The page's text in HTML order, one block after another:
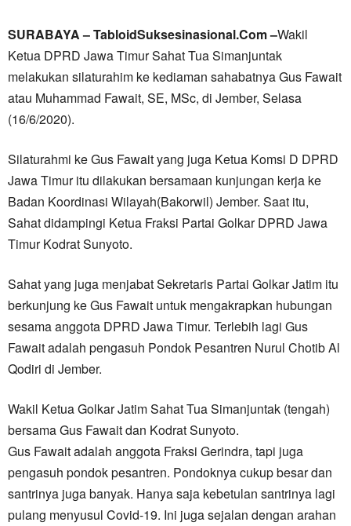
SURABAYA – TabloidSuksesinasional.Com –Wakil
Ketua DPRD Jawa Timur Sahat Tua Simanjuntak
melakukan silaturahim ke kediaman sahabatnya Gus Fawait
atau Muhammad Fawait, SE, MSc, di Jember, Selasa
(16/6/2020).
Silaturahmi ke Gus Fawait yang juga Ketua Komsi D DPRD
Jawa Timur itu dilakukan bersamaan kunjungan kerja ke
Badan Koordinasi Wilayah(Bakorwil) Jember. Saat itu,
Sahat didampingi Ketua Fraksi Partai Golkar DPRD Jawa
Timur Kodrat Sunyoto.
Sahat yang juga menjabat Sekretaris Partai Golkar Jatim itu
berkunjung ke Gus Fawait untuk mengakrapkan hubungan
sesama anggota DPRD Jawa Timur. Terlebih lagi Gus
Fawait adalah pengasuh Pondok Pesantren Nurul Chotib Al
Qodiri di Jember.
Wakil Ketua Golkar Jatim Sahat Tua Simanjuntak (tengah)
bersama Gus Fawait dan Kodrat Sunyoto.
Gus Fawait adalah anggota Fraksi Gerindra, tapi juga
pengasuh pondok pesantren. Pondoknya cukup besar dan
santrinya juga banyak. Hanya saja kebetulan santrinya lagi
pulang menyusul Covid-19. Ini juga sejalan dengan arahan